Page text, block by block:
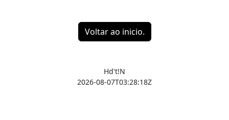
Voltar ao inicio.
Hd't!N
2026-08-07T03:28:18Z